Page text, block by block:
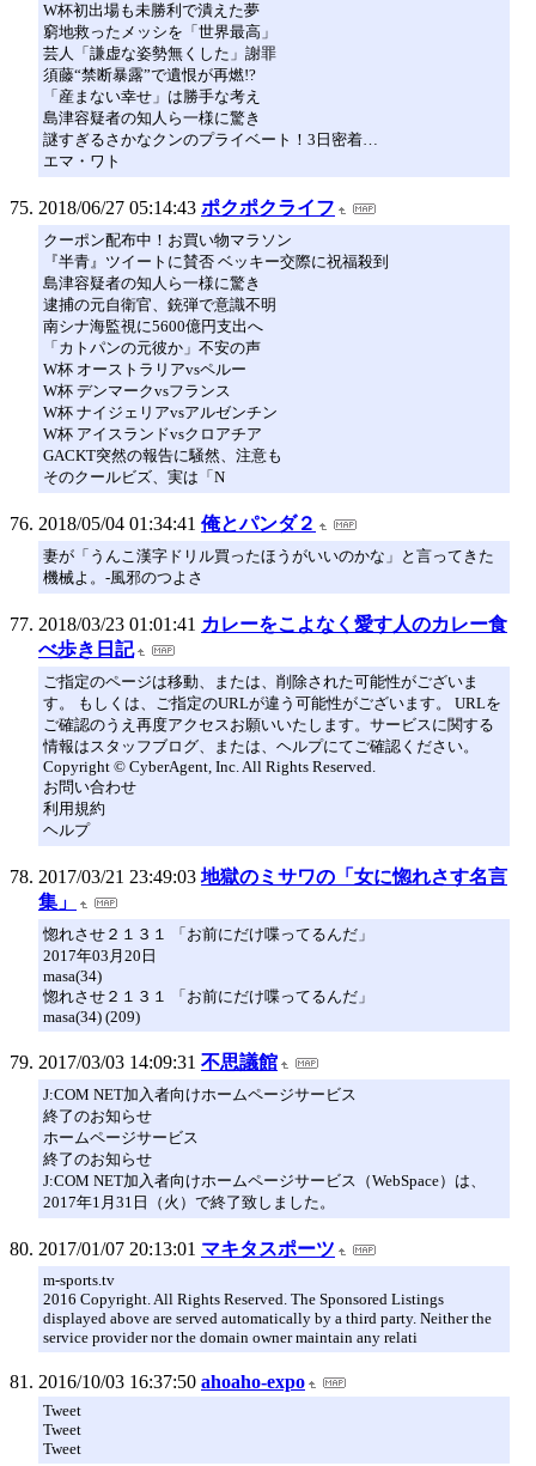
W杯初出場も未勝利で潰えた夢
窮地救ったメッシを「世界最高」
芸人「謙虚な姿勢無くした」謝罪
須藤“禁断暴露”で遺恨が再燃!?
「産まない幸せ」は勝手な考え
島津容疑者の知人ら一様に驚き
謎すぎるさかなクンのプライベート！3日密着…
エマ・ワト
2018/06/27 05:14:43 ポクポクライフ
クーポン配布中！お買い物マラソン
『半青』ツイートに賛否 ベッキー交際に祝福殺到
島津容疑者の知人ら一様に驚き
逮捕の元自衛官、銃弾で意識不明
南シナ海監視に5600億円支出へ
「カトパンの元彼か」不安の声
W杯 オーストラリアvsペルー
W杯 デンマークvsフランス
W杯 ナイジェリアvsアルゼンチン
W杯 アイスランドvsクロアチア
GACKT突然の報告に騒然、注意も
そのクールビズ、実は「N
2018/05/04 01:34:41 俺とパンダ２
妻が「うんこ漢字ドリル買ったほうがいいのかな」と言ってきた
機械よ。-風邪のつよさ
2018/03/23 01:01:41 カレーをこよなく愛す人のカレー食
べ歩き日記
ご指定のページは移動、または、削除された可能性がございま
す。 もしくは、ご指定のURLが違う可能性がございます。 URLを
ご確認のうえ再度アクセスお願いいたします。サービスに関する
情報はスタッフブログ、または、ヘルプにてご確認ください。
Copyright © CyberAgent, Inc. All Rights Reserved.
お問い合わせ
利用規約
ヘルプ
2017/03/21 23:49:03 地獄のミサワの「女に惚れさす名言
集」
惚れさせ２１３１ 「お前にだけ喋ってるんだ」
2017年03月20日
masa(34)
惚れさせ２１３１ 「お前にだけ喋ってるんだ」
masa(34) (209)
2017/03/03 14:09:31 不思議館
J:COM NET加入者向けホームページサービス
終了のお知らせ
ホームページサービス
終了のお知らせ
J:COM NET加入者向けホームページサービス（WebSpace）は、
2017年1月31日（火）で終了致しました。
2017/01/07 20:13:01 マキタスポーツ
m-sports.tv
2016 Copyright. All Rights Reserved. The Sponsored Listings
displayed above are served automatically by a third party. Neither the
service provider nor the domain owner maintain any relati
2016/10/03 16:37:50 ahoaho-expo
Tweet
Tweet
Tweet